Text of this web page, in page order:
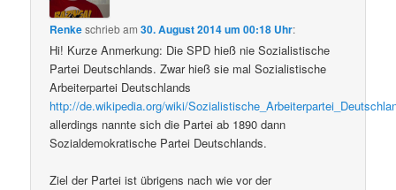
Renkeschriebam30. August 2014 um 00:18 Uhr:
Hi! Kurze Anmerkung: Die SPD hieß nie Sozialistische
Partei Deutschlands. Zwar hieß sie mal Sozialistische
Arbeiterpartei Deutschlands
http://de.wikipedia.org/wiki/
allerdings nannte sich die Partei ab 1890 dann
Sozialdemokratische Partei Deutschlands.
Ziel der Partei ist übrigens nach wie vor der